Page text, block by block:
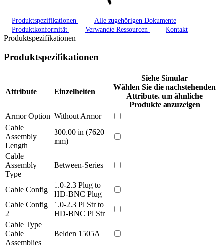
Produktspezifikationen
Alle zugehörigen Dokumente
Produktkonformität
Verwandte Ressourcen Kontakt
Produktspezifikationen
Produktspezifikationen
Attribute Einzelheiten
Siehe Simular
Wählen Sie die nachstehenden
Attribute, um ähnliche
Produkte anzuzeigen
Armor Option Without Armor
Cable
Assembly
Length
300.00 in (7620
mm)
Cable
Assembly
Type
Between-Series
Cable Config
1.0-2.3 Plug to
HD-BNC Plug
Cable Config
2
1.0-2.3 Pl Str to
HD-BNC Pl Str
Cable Type
Cable
Assemblies
Belden 1505A